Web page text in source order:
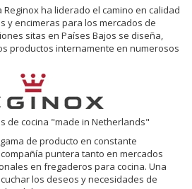
Reginox ha liderado el camino en calidad
y encimeras para los mercados de
sitas en Países Bajos se diseña,
productos internamente en numerosos
de cocina "made in Netherlands"
de producto en constante
puntera tanto en mercados
en fregaderos para cocina. Una
los deseos y necesidades de